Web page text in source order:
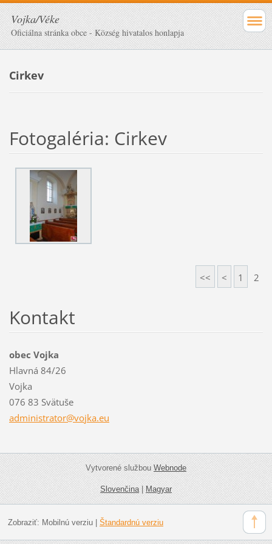
Vojka/Véke
Oficiálna stránka obce - Község hivatalos honlapja
Cirkev
Fotogaléria: Cirkev
<< < 1 2
Kontakt
obec Vojka
Hlavná 84/26
Vojka
076 83 Svätuše
administrator@vojka.eu
Vytvorené službouWebnode
Slovenčina|Magyar
Zobraziť: Mobilnú verziu| Štandardnú verziu